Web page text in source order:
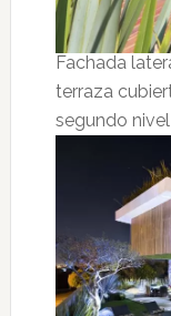
Fachada
terraza
segundo nivel